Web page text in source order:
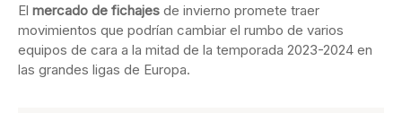
El mercado de fichajes de invierno promete traer
movimientos que podrían cambiar el rumbo de varios
equipos de cara a la mitad de la temporada 2023-2024 en
las grandes ligas de Europa.